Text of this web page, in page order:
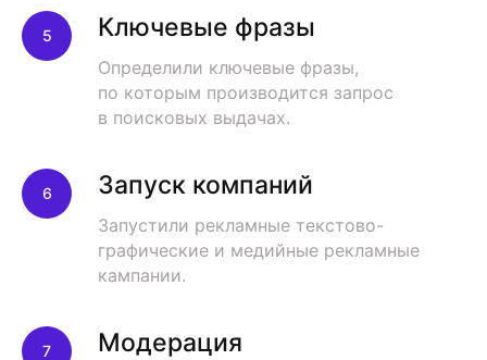
Ключевые фразы
Определили ключевые фразы,
по которым производится запрос
в поисковых выдачах.
Запуск компаний
Запустили рекламные текстово-
графические и медийные рекламные
кампании.
Модерация
АУДИТОРИЯ
Ставропольский край, КБР, КЧР,
Чеченская республика,
Дагестан, Краснодарский край,
Ростовская область, Самарская
область, Волгоградская область.